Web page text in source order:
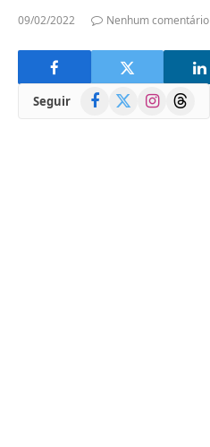
09/02/2022 Nenhum comentário
Seguir Facebook
(Twitter)
InstagramThreads